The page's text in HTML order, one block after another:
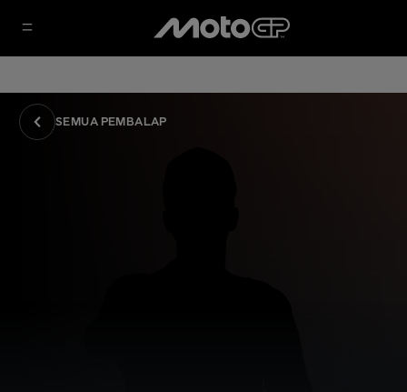
SEMUA PEMBALAP